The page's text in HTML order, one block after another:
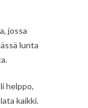
jossa
lunta
helppo,
kaikki.